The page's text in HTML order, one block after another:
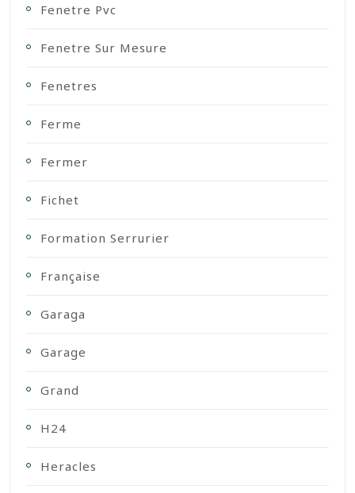
Fenetre Pvc
Fenetre Sur Mesure
Fenetres
Ferme
Fermer
Fichet
Formation Serrurier
Française
Garaga
Garage
Grand
H24
Heracles